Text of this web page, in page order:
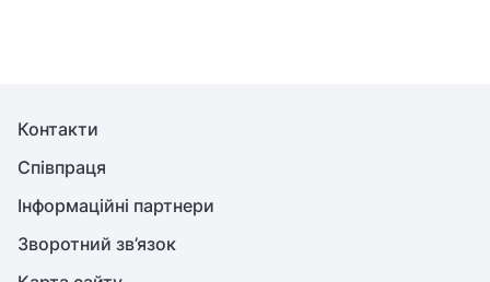
Контакти
Співпраця
Інформаційні партнери
Зворотний зв’язок